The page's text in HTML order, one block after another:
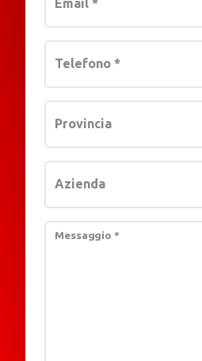
Email *
Telefono *
Provincia
Azienda
Messaggio *